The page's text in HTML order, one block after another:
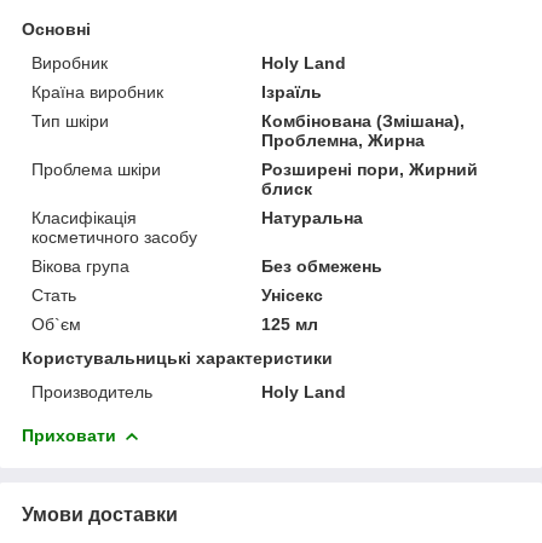
Основні
Виробник
Holy Land
Країна виробник
Ізраїль
Тип шкіри
Комбінована (Змішана),
Проблемна, Жирна
Проблема шкіри
Розширені пори, Жирний
блиск
Класифікація
косметичного засобу
Натуральна
Вікова група
Без обмежень
Стать
Унісекс
Об`єм
125 мл
Користувальницькі характеристики
Производитель
Holy Land
Приховати
Умови доставки